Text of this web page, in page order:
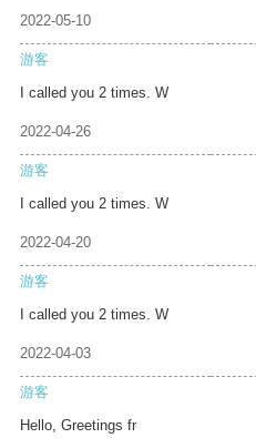
2022-05-10
游客
I called you 2 times. W
2022-04-26
游客
I called you 2 times. W
2022-04-20
游客
I called you 2 times. W
2022-04-03
游客
Hello, Greetings fr